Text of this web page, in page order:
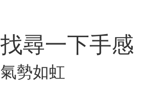
找尋一下手感
氣勢如虹